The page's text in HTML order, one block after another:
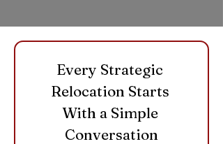
Every Strategic
Relocation Starts
With a Simple
Conversation